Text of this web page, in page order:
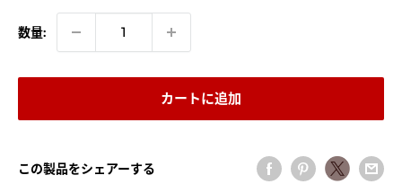
価
格
数量:
カートに追加
この製品をシェアーする